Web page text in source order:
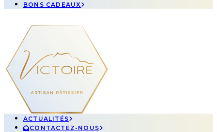
BONS CADEAUX
ACTUALITÉS
CONTACTEZ-NOUS